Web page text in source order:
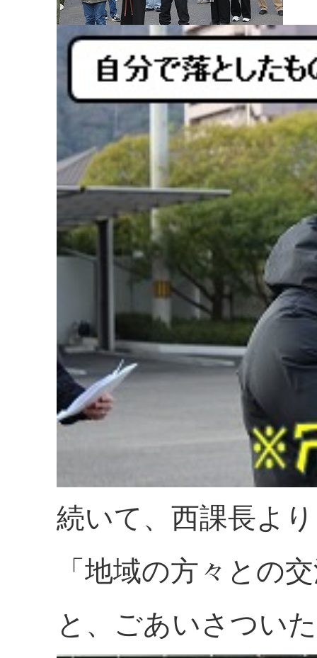
続いて、西課長よ
「地域の方々との
と、ごあいさつい